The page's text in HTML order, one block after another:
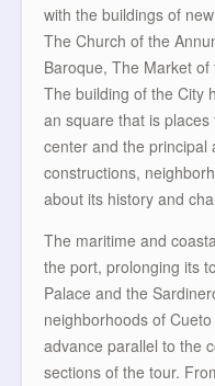
with the buildings of
The Church of the
Baroque, The Market
The building of the City
an square that is
center and the principal
constructions,
about its history and
The maritime and
the port, prolonging its
Palace and the
neighborhoods of
advance parallel to the
sections of the tour.